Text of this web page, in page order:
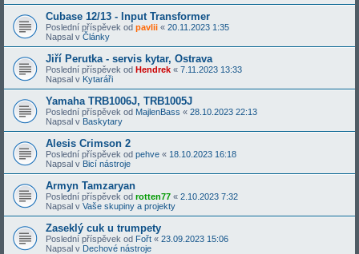
Cubase 12/13 - Input Transformer
Poslední příspěvek od pavlii « 20.11.2023 1:35
Napsal v Články
Jiří Perutka - servis kytar, Ostrava
Poslední příspěvek od Hendrek « 7.11.2023 13:33
Napsal v Kytaráři
Yamaha TRB1006J, TRB1005J
Poslední příspěvek od MajlenBass « 28.10.2023 22:13
Napsal v Baskytary
Alesis Crimson 2
Poslední příspěvek od pehve « 18.10.2023 16:18
Napsal v Bicí nástroje
Armyn Tamzaryan
Poslední příspěvek od rotten77 « 2.10.2023 7:32
Napsal v Vaše skupiny a projekty
Zaseklý cuk u trumpety
Poslední příspěvek od Fořt « 23.09.2023 15:06
Napsal v Dechové nástroje